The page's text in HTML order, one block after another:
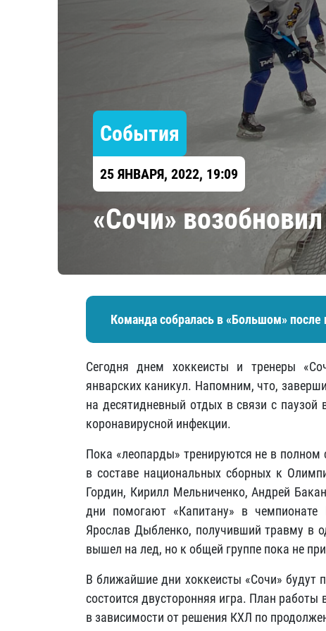
Шанхайские Драконы
События
25 ЯНВАРЯ, 2022, 19:09
«Сочи»
Команда собралась в «Большом» после
Сегодня днем хоккеисты и тренеры
январских каникул. Напомним, что,
на десятидневный отдых в связи с
коронавирусной инфекции.
Пока «леопарды» тренируются не в полном
в составе национальных сборных к
Гордин, Кирилл Мельниченко, Андрей
дни помогают «Капитану» в
Ярослав Дыбленко, получивший травму в
вышел на лед, но к общей группе пока не
В ближайшие дни хоккеисты «Сочи» будут
состоится двусторонняя игра. План
в зависимости от решения КХЛ по